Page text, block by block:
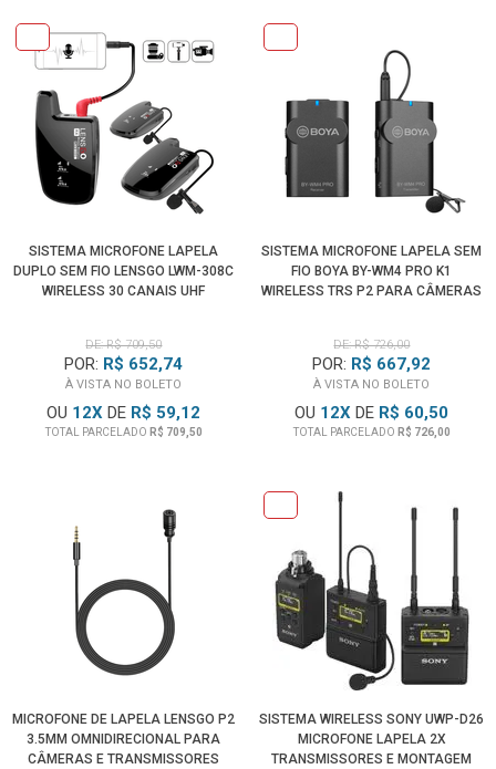
SISTEMA MICROFONE LAPELA
DUPLO SEM FIO LENSGO LWM-308C
WIRELESS 30 CANAIS UHF
DE: R$ 709,50
POR: R$ 652,74
À VISTA NO BOLETO
OU 12X DE R$ 59,12
TOTAL PARCELADO R$ 709,50
SISTEMA MICROFONE LAPELA SEM
FIO BOYA BY-WM4 PRO K1
WIRELESS TRS P2 PARA CÂMERAS
DE: R$ 726,00
POR: R$ 667,92
À VISTA NO BOLETO
OU 12X DE R$ 60,50
TOTAL PARCELADO R$ 726,00
MICROFONE DE LAPELA LENSGO P2
3.5MM OMNIDIRECIONAL PARA
CÂMERAS E TRANSMISSORES
SISTEMA WIRELESS SONY UWP-D26
MICROFONE LAPELA 2X
TRANSMISSORES E MONTAGEM